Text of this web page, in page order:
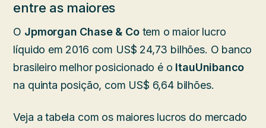
entre as maiores
O Jpmorgan Chase & Co tem o maior lucro
líquido em 2016 com US$ 24,73 bilhões. O banco
brasileiro melhor posicionado é o ItauUnibanco
na quinta posição, com US$ 6,64 bilhões.
Veja a tabela com os maiores lucros do mercado